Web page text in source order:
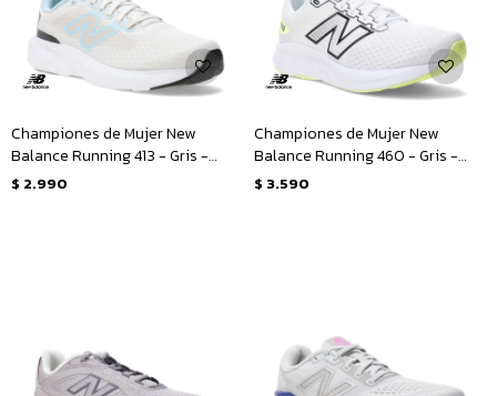
Championes de Mujer New
Balance Running 413 - Gris -
Celeste
$ 2.990
Championes de Mujer New
Balance Running 460 - Gris -
Negro
$ 3.590